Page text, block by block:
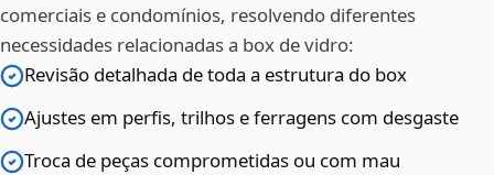
comerciais e condomínios, resolvendo diferentes
necessidades relacionadas a box de vidro:
Revisão detalhada de toda a estrutura do box
Ajustes em perfis, trilhos e ferragens com desgaste
Troca de peças comprometidas ou com mau